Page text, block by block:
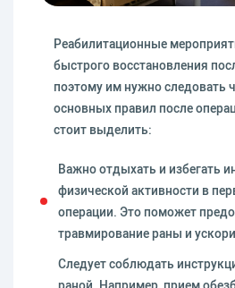
Реабилитационные
быстрого восстановления
поэтому им нужно следовать
основных правил после
стоит выделить:
Важно отдыхать и избегать
физической активности в
операции. Это поможет
травмирование раны и
Следует соблюдать